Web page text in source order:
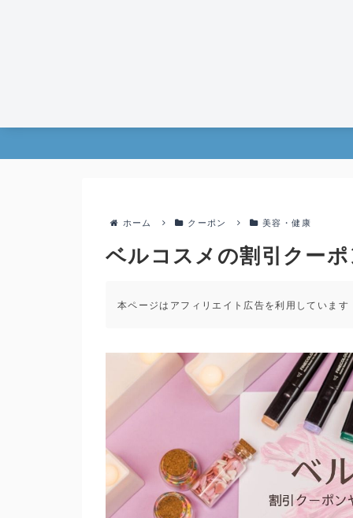
ホーム クーポン 美容・健康
ベルコスメの割引クー
本ページはアフィリエイト広告を利用しています